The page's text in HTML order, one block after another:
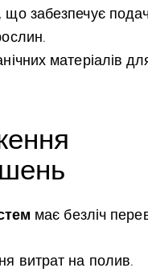
що забезпечує
матеріалів
має безліч
витрат на полив.